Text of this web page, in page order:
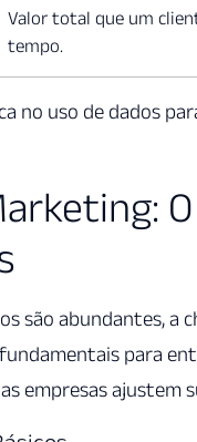
Valor total que um
tempo.
no uso de dados
são abundantes, a
para
empresas ajustem